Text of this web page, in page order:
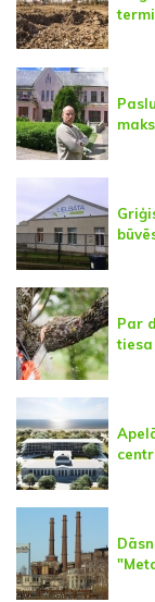
Par
tiesa